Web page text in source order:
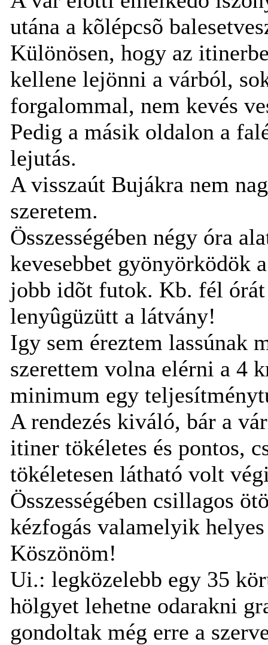
utána a kõlépcsõ
Különösen, hogy az
kellene lejönni a várból,
forgalommal, nem kevés
Pedig a másik oldalon a
lejutás.
A visszaút Bujákra nem
szeretem.
Összességében négy óra
kevesebbet gyönyörködök
jobb idõt futok. Kb. fél
lenyûgüzütt a látvány!
Igy sem éreztem lassúnak
szerettem volna elérni a 4
minimum egy
A rendezés kiváló, bár a
itiner tökéletes és pontos,
tökéletesen látható volt
Összességében csillagos
kézfogás valamelyik
Köszönöm!
Ui.: legközelebb egy 35
hölgyet lehetne odarakni
gondoltak még erre a